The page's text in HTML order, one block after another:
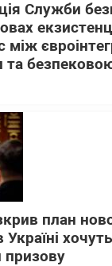
Служби
між
план
Україні
призову